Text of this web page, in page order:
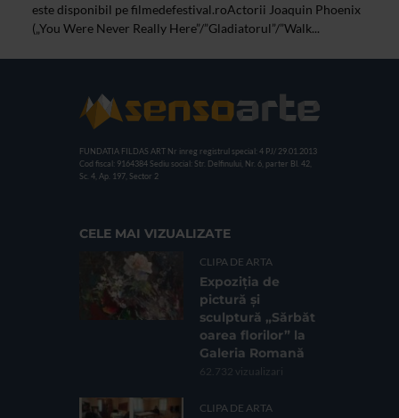
este disponibil pe filmedefestival.roActorii Joaquin Phoenix
(„You Were Never Really Here”/”Gladiatorul”/”Walk...
FUNDATIA FILDAS ART Nr inreg registrul special: 4 PJ/ 29.01.2013
Cod fiscal: 9164384 Sediu social: Str. Delfinului, Nr. 6, parter Bl. 42,
Sc. 4, Ap. 197, Sector 2
CELE MAI VIZUALIZATE
CLIPA DE ARTA
Expoziția de
pictură și
sculptură „Sărbăt
oarea florilor” la
Galeria Romană
62.732 vizualizari
CLIPA DE ARTA